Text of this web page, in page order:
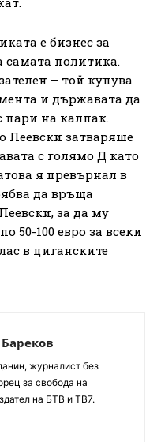
е бизнес за
самата политика.
– той купува
и държавата да
пари на калпак.
Пеевски затваряше
с голямо Д като
я превърнал в
да връща
за да му
50-100 евро за всеки
в циганските
журналист без
за свобода на
на БТВ и ТВ7.